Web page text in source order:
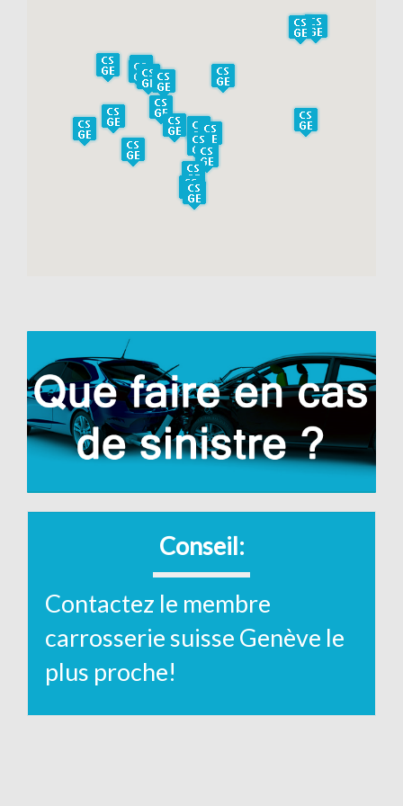
Conseil:
Contactez le membre
carrosserie suisse Genève le
plus proche!